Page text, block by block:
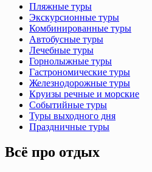
Пляжные туры
Экскурсионные туры
Комбинированные туры
Автобусные туры
Лечебные туры
Горнолыжные туры
Гастрономические туры
Железнодорожные туры
Круизы речные и морские
Событийные туры
Туры выходного дня
Праздничные туры
Всё про отдых